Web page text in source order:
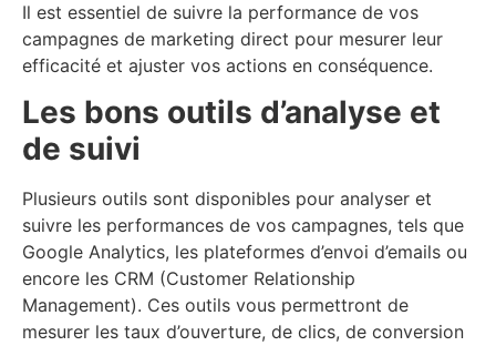
Il est essentiel de suivre la performance de vos
campagnes de marketing direct pour mesurer leur
efficacité et ajuster vos actions en conséquence.
Les bons outils d’analyse et
de suivi
Plusieurs outils sont disponibles pour analyser et
suivre les performances de vos campagnes, tels que
Google Analytics, les plateformes d’envoi d’emails ou
encore les CRM (Customer Relationship
Management). Ces outils vous permettront de
mesurer les taux d’ouverture, de clics, de conversion